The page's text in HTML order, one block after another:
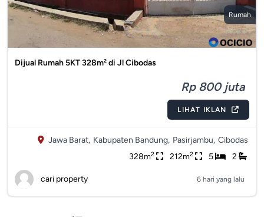
Rumah
Dijual Rumah 5KT 328m² di Jl Cibodas
Rp 800 juta
LIHAT IKLAN
Jawa Barat, Kabupaten Bandung, Pasirjambu, Cibodas
328m2 212m2 5 2
cari property 6 hari yang lalu